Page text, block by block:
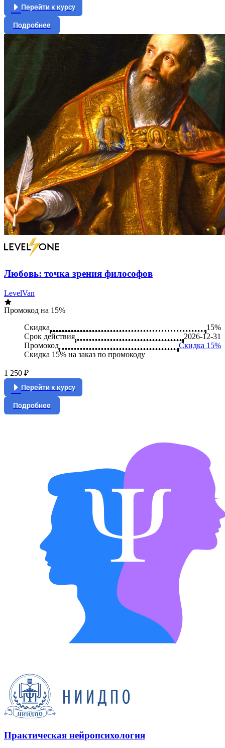
Перейти к курсу
Подробнее
Любовь: точка зрения философов
LevelVan
Промокод на 15%
Скидка
15%
Срок действия
2026-12-31
Промокод
Скидка 15%
Скидка 15% на заказ по промокоду
1 250 ₽
Перейти к курсу
Подробнее
Практическая нейропсихология